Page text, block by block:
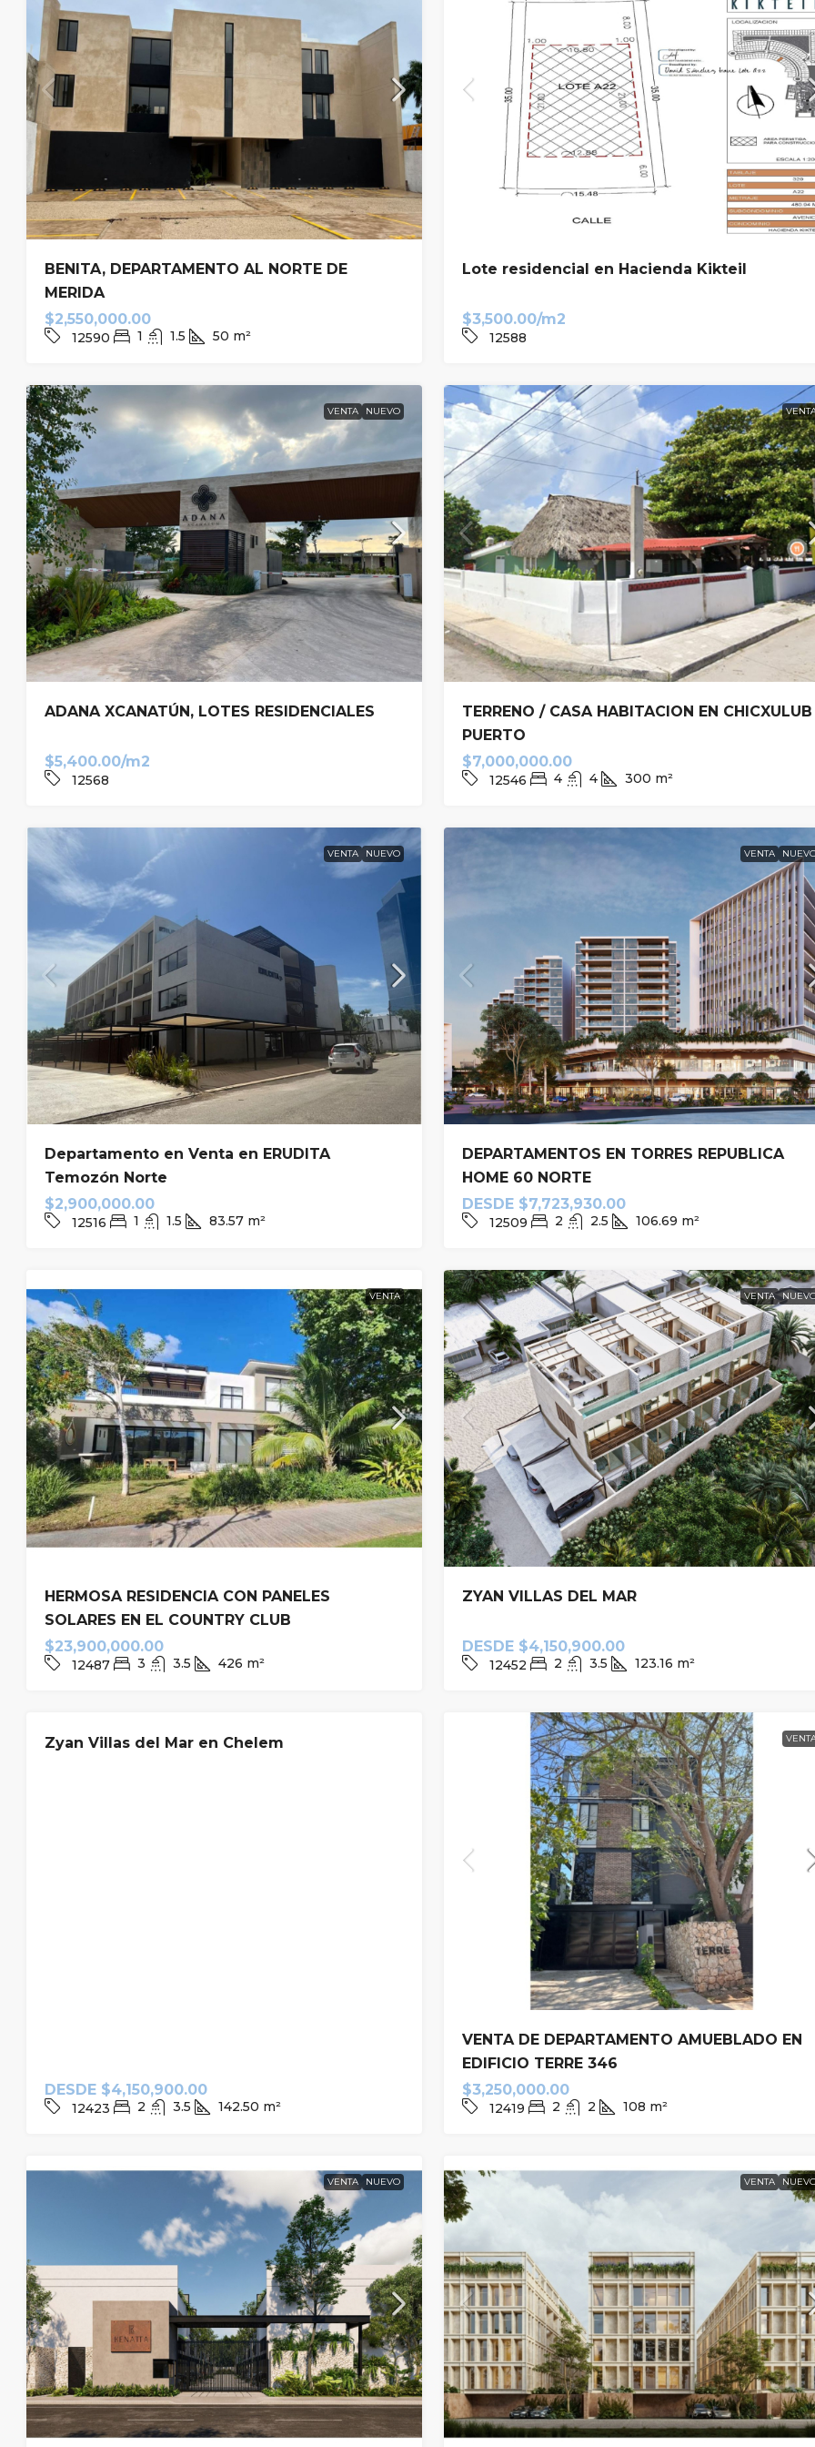
BENITA, DEPARTAMENTO AL NORTE DE
MERIDA
$2,550,000.00
12590 1 1.5 50 m²
Lote residencial en Hacienda Kikteil
$3,500.00/m2
12588
VENTA NUEVO
ADANA XCANATÚN, LOTES RESIDENCIALES
$5,400.00/m2
12568
TERRENO / CASA HABITACION EN CHICXULUB
PUERTO
$7,000,000.00
12546 4 4 300 m²
VENTA NUEVO
Departamento en Venta en ERUDITA
Temozón Norte
$2,900,000.00
12516 1 1.5 83.57 m²
VENTA
DEPARTAMENTOS EN TORRES REPUBLICA
HOME 60 NORTE
DESDE$7,723,930.00
12509 2 2.5 106.69 m²
VENTA
HERMOSA RESIDENCIA CON PANELES
SOLARES EN EL COUNTRY CLUB
$23,900,000.00
12487 3 3.5 426 m²
VENTA
ZYAN VILLAS DEL MAR
DESDE$4,150,900.00
12452 2 3.5 123.16 m²
Zyan Villas del Mar en Chelem
DESDE $4,150,900.00
12423 2 3.5 142.50 m²
VENTA DE DEPARTAMENTO AMUEBLADO EN
EDIFICIO TERRE 346
$3,250,000.00
12419 2 2 108 m²
VENTA NUEVO VENTA